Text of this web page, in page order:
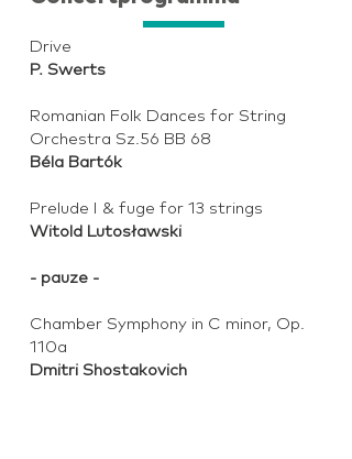
Drive
P. Swerts
Romanian Folk Dances for String
Orchestra Sz.56 BB 68
Béla Bartók
Prelude I & fuge for 13 strings
Witold Lutosławski
- pauze -
Chamber Symphony in C minor, Op.
110a
Dmitri Shostakovich